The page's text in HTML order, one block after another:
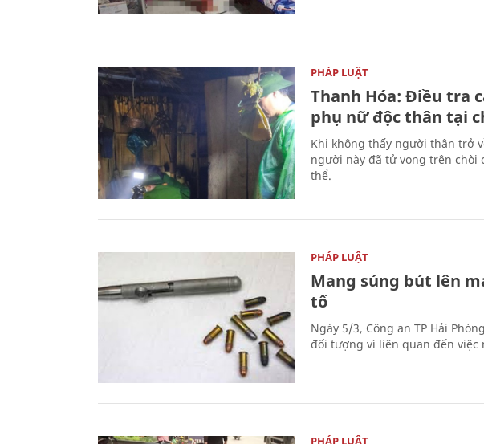
PHÁP LUẬT
Thanh Hóa: Điều tra
phụ nữ độc thân tại
Khi không thấy người thân trở
người này đã tử vong trên
thể.
PHÁP LUẬT
Mang súng bút lên
tố
Ngày 5/3, Công an TP Hải
đối tượng vì liên quan đến việc
PHÁP LUẬT